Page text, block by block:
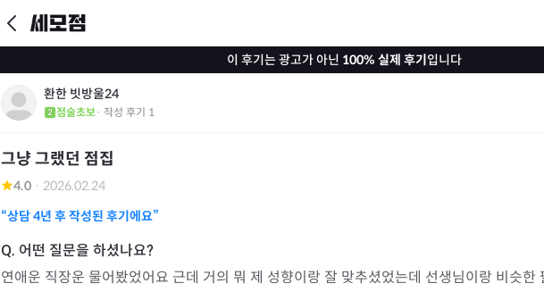
이 후기는 광고가 아닌 100% 실제 후기입니다
환한 빗방울24
점술초보· 작성 후기 1
그냥 그랬던 점집
4.0 · 2026.02.24
“상담4년 후 작성된 후기에요”
연애운 직장운 물어봤었어요 근데 거의 뭐 제 성향이랑 잘 맞추셨었는데 선생님이랑 비슷한